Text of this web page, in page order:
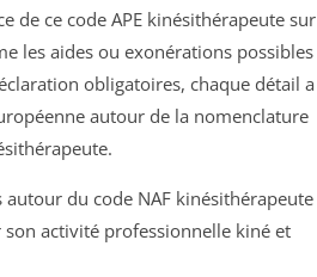
de ce code APE kinésithérapeute sur
les aides ou exonérations possibles
obligatoires, chaque détail a
autour de la nomenclature
du code NAF kinésithérapeute
activité professionnelle kiné et